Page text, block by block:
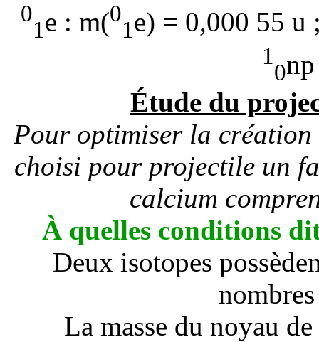
0
1e : m(0
1e) = 0,000 55
1
0
Étude du
Pour optimiser la
choisi pour projectile un
calcium
À quelles conditions
Deux isotopes
La masse du noyau